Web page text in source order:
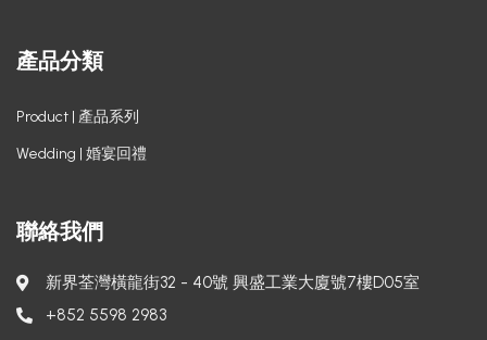
產品分類
Product | 產品系列
Wedding | 婚宴回禮
聯絡我們
新界荃灣橫龍街32 - 40號 興盛工業大廈號7樓D05室
+852 5598 2983